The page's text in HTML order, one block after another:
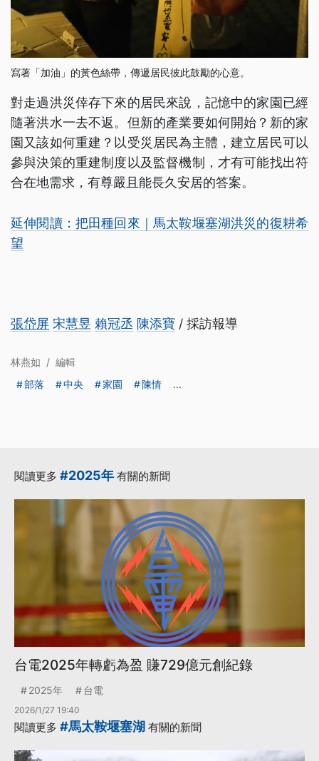
寫著「加油」的黃色絲帶，傳遞居民彼此鼓勵的心意。
對走過洪災倖存下來的居民來說，記憶中的家園已經
隨著洪水一去不返。但新的產業要如何開始？新的家
園又該如何重建？以受災居民為主體，建立居民可以
參與決策的重建制度以及監督機制，才有可能找出符
合在地需求，有尊嚴且能長久安居的答案。
延伸閱讀：把田種回來｜馬太鞍堰塞湖洪災的復耕希
望
張岱屏 宋慧昱 賴冠丞 陳添寶 / 採訪報導
林燕如 / 編輯
部落
中央 家園 陳情 ...
閱讀更多 #2025年 有關的新聞
台電2025年轉虧為盈 賺729億元創紀錄
2025年 台電
2026/1/27 19:40
閱讀更多 #馬太鞍堰塞湖 有關的新聞